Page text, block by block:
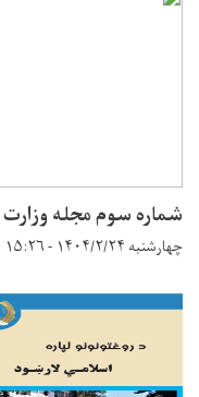
شماره سوم مجله
چهارشنبه ۱۴۰۴/۲/۲۴ - ۱۵:۲۶